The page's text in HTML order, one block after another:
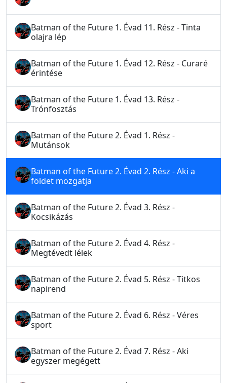
Batman of the Future 1. Évad 11. Rész - Tinta
olajra lép
Batman of the Future 1. Évad 12. Rész - Curaré
érintése
Batman of the Future 1. Évad 13. Rész -
Trónfosztás
Batman of the Future 2. Évad 1. Rész -
Mutánsok
Batman of the Future 2. Évad 2. Rész - Aki a
földet mozgatja
Batman of the Future 2. Évad 3. Rész -
Kocsikázás
Batman of the Future 2. Évad 4. Rész -
Megtévedt lélek
Batman of the Future 2. Évad 5. Rész - Titkos
napirend
Batman of the Future 2. Évad 6. Rész - Véres
sport
Batman of the Future 2. Évad 7. Rész - Aki
egyszer megégett